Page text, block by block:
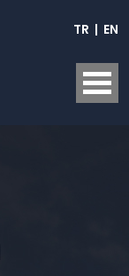
TR | EN